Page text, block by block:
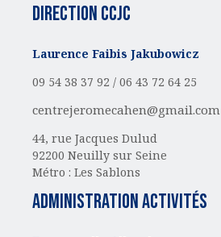
Direction CCJC
Laurence Faibis Jakubowicz
09 54 38 37 92 / 06 43 72 64 25
centrejeromecahen@gmail.com
44, rue Jacques Dulud
92200 Neuilly sur Seine
Métro : Les Sablons
administration activités